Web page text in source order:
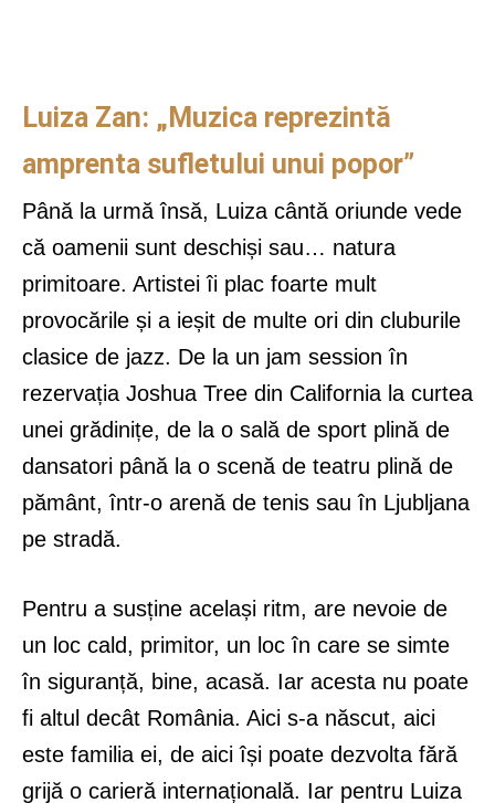
Luiza Zan: „Muzica reprezintă
amprenta sufletului unui popor”
Până la urmă însă, Luiza cântă oriunde vede
că oamenii sunt deschiși sau… natura
primitoare. Artistei îi plac foarte mult
provocările și a ieșit de multe ori din cluburile
clasice de jazz. De la un jam session în
rezervația Joshua Tree din California la curtea
unei grădinițe, de la o sală de sport plină de
dansatori până la o scenă de teatru plină de
pământ, într-o arenă de tenis sau în Ljubljana
pe stradă.
Pentru a susține același ritm, are nevoie de
un loc cald, primitor, un loc în care se simte
în siguranță, bine, acasă. Iar acesta nu poate
fi altul decât România. Aici s-a născut, aici
este familia ei, de aici își poate dezvolta fără
grijă o carieră internațională. Iar pentru Luiza